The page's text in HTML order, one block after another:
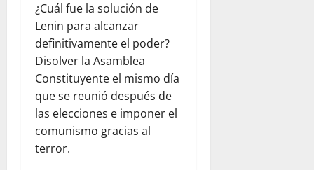
¿Cuál fue la solución de
Lenin para alcanzar
definitivamente el poder?
Disolver la Asamblea
Constituyente el mismo día
que se reunió después de
las elecciones e imponer el
comunismo gracias al
terror.